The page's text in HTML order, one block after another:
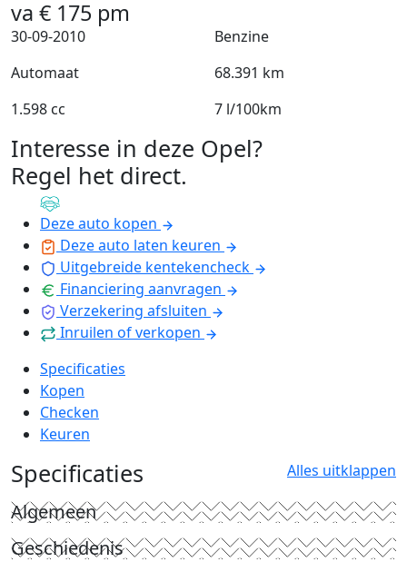
va € 175 pm
30-09-2010
Benzine
Automaat
68.391 km
1.598 cc
7 l/100km
Interesse in deze Opel?
Regel het direct.
Deze auto kopen
Deze auto laten keuren
Uitgebreide kentekencheck
Financiering aanvragen
Verzekering afsluiten
Inruilen of verkopen
Specificaties
Kopen
Checken
Keuren
Specificaties Alles uitklappen
Algemeen
Geschiedenis